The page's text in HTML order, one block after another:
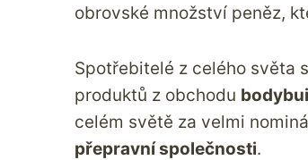
obrovské množství peněz,
Spotřebitelé z celého světa
produktů z obchodu
celém světě za velmi
přepravní společnosti.